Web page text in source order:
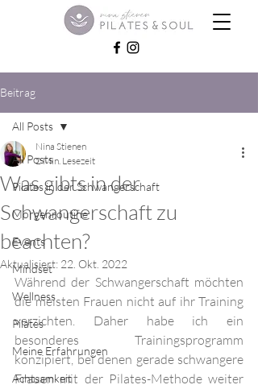
Beitrag
All Posts
Pilates in der Schwangerschaft
Morgenroutine
Events
Mindset
Wellness
Pilates
Meine Erfahrungen
Achtsamkeit
All Posts
Was gibts in der
Schwangerschaft zu
beachten?
Nina Stienen
2 Min. Lesezeit
Aktualisiert: 22. Okt. 2022
Während der Schwangerschaft möchten
die meisten Frauen nicht auf ihr Training
verzichten. Daher habe ich ein
besonderes Trainingsprogramm
konzipiert, bei denen gerade schwangere
Frauen mit der Pilates-Methode weiter